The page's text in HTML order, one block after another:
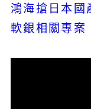
鴻海搶日本
軟銀相關專案